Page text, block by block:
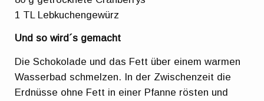
1 TL Lebkuchengewürz
Und so wird´s gemacht
Die Schokolade und das Fett über einem warmen
Wasserbad schmelzen. In der Zwischenzeit die
Erdnüsse ohne Fett in einer Pfanne rösten und